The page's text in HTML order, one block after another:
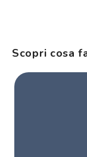
Scopri cosa